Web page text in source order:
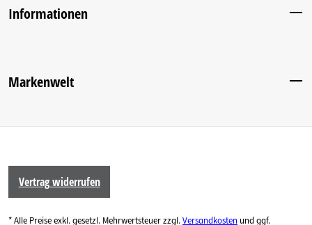
Informationen
Markenwelt
Vertrag widerrufen
* Alle Preise exkl. gesetzl. Mehrwertsteuer zzgl.Versandkosten und ggf.